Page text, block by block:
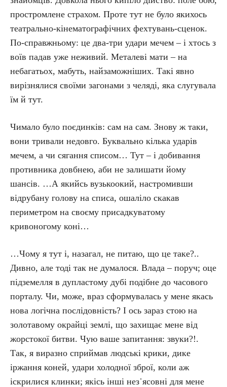
простромлене страхом. Проте тут не було якихось
театрально-кінематографічних фехтувань-сценок.
По-справжньому: це два-три удари мечем – і хтось з
воїв падав уже неживий. Металеві мати – на
небагатьох, мабуть, найзаможніших. Такі явно
вирізнялися своїми загонами з челяді, яка слугувала
їм й тут.
Чимало було поєдинків: сам на сам. Знову ж таки,
вони тривали недовго. Буквально кілька ударів
мечем, а чи сягання списом… Тут – і добивання
противника довбнею, аби не залишати йому
шансів. …А якийсь вузькоокий, настромивши
відрубану голову на списа, ошаліло скакав
периметром на своєму присадкуватому
кривоногому коні…
…Чому я тут і, назагал, не питаю, що це таке?..
Дивно, але тоді так не думалося. Влада – поруч; оце
підземелля в дупластому дубі подібне до часового
порталу. Чи, може, враз сформувалась у мене якась
нова логічна послідовність? І ось зараз стою на
золотавому окрайці землі, що захищає мене від
жорстокої битви. Чую ваше запитання: звуки?!.
Так, я виразно сприймав людські крики, дике
іржання коней, удари холодної зброї, коли аж
іскрилися клинки; якісь інші нез᾿ясовні для мене